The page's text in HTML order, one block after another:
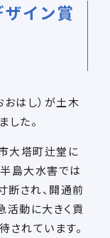
イン賞
はし）が土木
た。
大塔町辻堂に
島大水害では
断され、開通前
活動に大きく貢
れています。